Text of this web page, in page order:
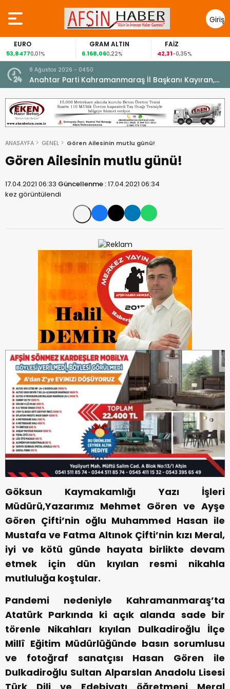
Giriş
Yap
EURO
53,84770,01%
GRAM ALTIN
6.168,060,22%
FAİZ
42,31-0,35%
8 Ağustos 2026 - 04:50
Anahtar Parti Kahramanmaraş İl Başkanı Kayıran,
Afşin Teşkilatı ile buluştu.
ANASAYFA GENEL Gören Ailesinin mutlu günü!
Gören Ailesinin mutlu günü!
17.04.2021 06:33 Güncellenme :17.04.2021 06:34
kez görüntülendi
Göksun Kaymakamlığı Yazı İşleri
Müdürü,Yazarımız Mehmet Gören ve Ayşe
Gören Çifti’nin oğlu Muhammed Hasan ile
Mustafa ve Fatma Altınok Çifti’nin kızı Meral,
iyi ve kötü günde hayata birlikte devam
etmek için dün kıyılan resmi nikahla
mutluluğa koştular.
Pandemi nedeniyle Kahramanmaraş’ta
Atatürk Parkında ki açık alanda sade bir
törenle Nikahları kıyılan Dulkadiroğlu İlçe
Millî Eğitim Müdürlüğünde basın sorumlusu
ve fotoğraf sanatçısı Hasan Gören ile
Dulkadiroğlu Sultan Alparslan Anadolu Lisesi